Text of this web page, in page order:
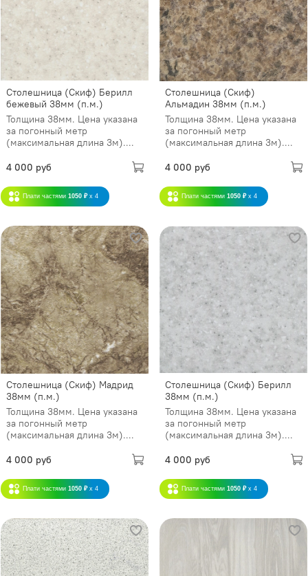
Столешница (Скиф) Берилл
бежевый 38мм (п.м.)
Толщина 38мм. Цена указана
за погонный метр
(максимальная длина 3м)....
4 000 руб
Плати частями 1050 ₽ x 4
Столешница (Скиф)
Альмадин 38мм (п.м.)
Толщина 38мм. Цена указана
за погонный метр
(максимальная длина 3м)....
4 000 руб
Плати частями 1050 ₽ x 4
Столешница (Скиф) Мадрид
38мм (п.м.)
Толщина 38мм. Цена указана
за погонный метр
(максимальная длина 3м)....
4 000 руб
Плати частями 1050 ₽ x 4
Столешница (Скиф) Берилл
38мм (п.м.)
Толщина 38мм. Цена указана
за погонный метр
(максимальная длина 3м)....
4 000 руб
Плати частями 1050 ₽ x 4